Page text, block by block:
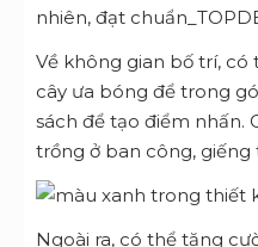
Về không gian bố trí, có
cây ưa bóng để trong
sách để tạo điểm nhấn.
trồng ở ban công, giếng
Ngoài ra, có thể tăng